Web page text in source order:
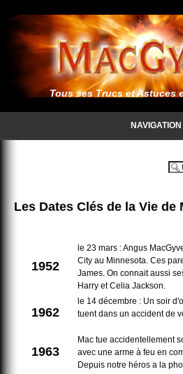
Tous ses Trucs et Astuces
NAVIGATION
Les Dates Clés de la Vie de
1952
le 23 mars : Angus
City au Minnesota. Ces
James. On connait aussi
Harry et Celia Jackson.
1962
le 14 décembre : Un soir
tuent dans un accident de
1963
Mac tue accidentellement
avec une arme à feu en
Depuis notre héros a la